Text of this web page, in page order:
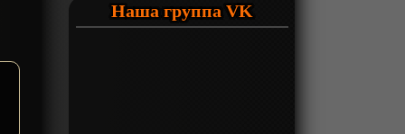
Наша группа VK